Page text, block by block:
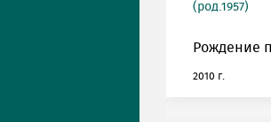
(род.1957)
Рождение
2010 г.